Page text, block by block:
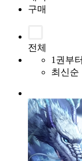
구매
전체
1권부터
최신순